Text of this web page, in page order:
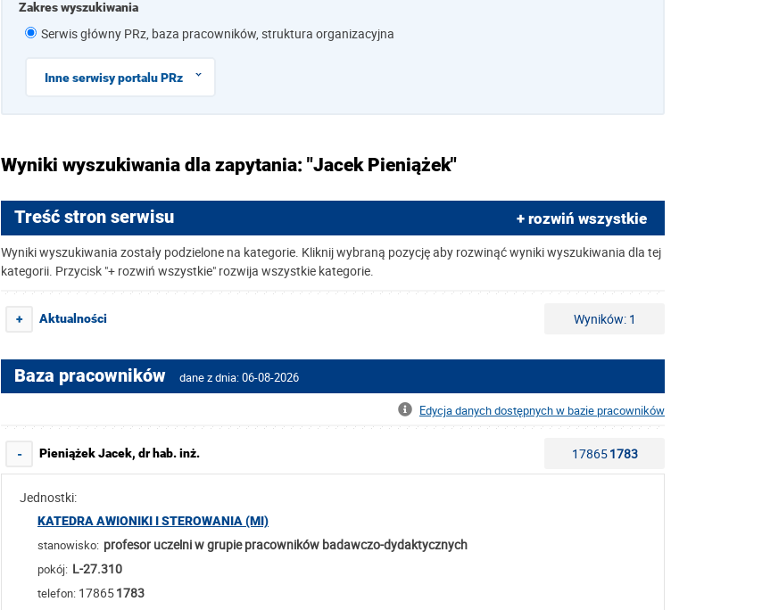
Zakres wyszukiwania
Serwis główny PRz, baza pracowników, struktura organizacyjna
Inne serwisy portalu PRz
Wyniki wyszukiwania dla zapytania: "Jacek Pieniążek"
Treść stron serwisu + rozwiń wszystkie
Wyniki wyszukiwania zostały podzielone na kategorie. Kliknij wybraną pozycję aby rozwinąć wyniki wyszukiwania dla tej
kategorii. Przycisk "+ rozwiń wszystkie" rozwija wszystkie kategorie.
+ Aktualności Wyników: 1
Baza pracowników dane z dnia: 06-08-2026
Edycja danych dostępnych w bazie pracowników
- Pieniążek Jacek, dr hab. inż. 178651783
Jednostki:
KATEDRA AWIONIKI I STEROWANIA (MI)
stanowisko: profesor uczelni w grupie pracowników badawczo-dydaktycznych
pokój: L-27.310
telefon: 178651783